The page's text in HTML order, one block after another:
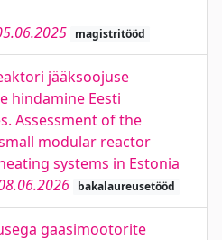
magistritööd
jääksoojuse
hindamine Eesti
Assessment of the
modular reactor
systems in Estonia
bakalaureusetööd
gaasimootorite